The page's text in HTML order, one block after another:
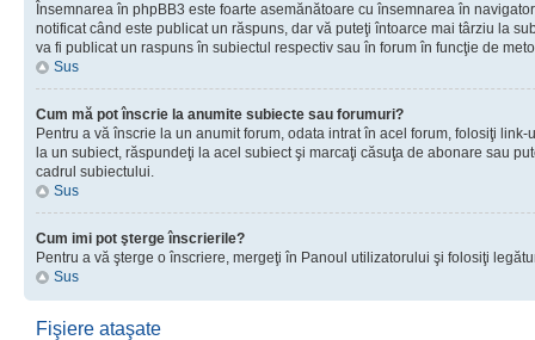
Însemnarea în phpBB3 este foarte asemănătoare cu însemnarea în
notificat când este publicat un răspuns, dar vă puteţi întoarce mai târziu la
va fi publicat un raspuns în subiectul respectiv sau în forum în funcţie de
Sus
Cum mă pot înscrie la anumite subiecte sau forumuri?
Pentru a vă înscrie la un anumit forum, odata intrat în acel forum, folosiţi
la un subiect, răspundeţi la acel subiect şi marcaţi căsuţa de abonare sau
cadrul subiectului.
Sus
Cum imi pot şterge înscrierile?
Pentru a vă şterge o înscriere, mergeţi în Panoul utilizatorului şi folosiţi
Sus
Fişiere ataşate